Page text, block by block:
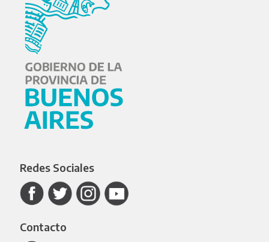
Redes Sociales
Contacto